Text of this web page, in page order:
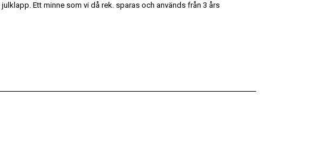
Ett minne som vi då rek. sparas och används från 3 års